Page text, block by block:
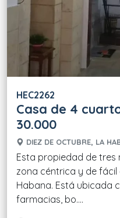
HEC2262
Casa de 4
30.000
DIEZ DE OCTUBRE, LA
Esta propiedad de tres
zona céntrica y de fácil
Habana. Está ubicada
farmacias, bo....